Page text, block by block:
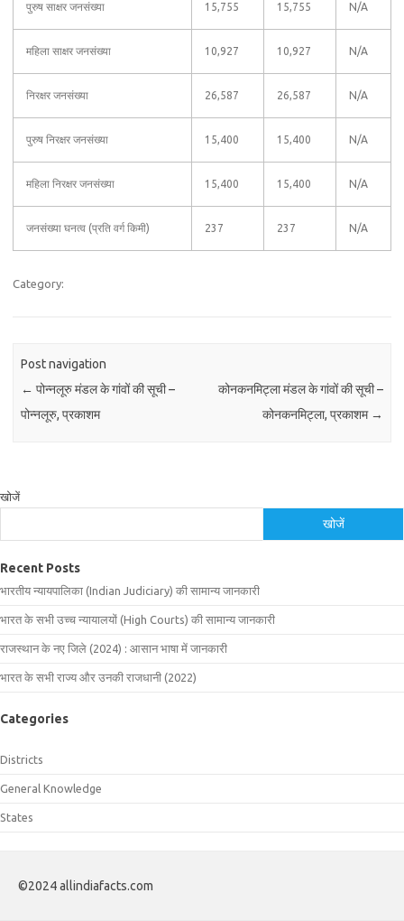
पुरुष साक्षर जनसंख्या 15,755 15,755 N/A
महिला साक्षर जनसंख्या 10,927 10,927 N/A
निरक्षर जनसंख्या 26,587 26,587 N/A
पुरुष निरक्षर जनसंख्या 15,400 15,400 N/A
महिला निरक्षर जनसंख्या 15,400 15,400 N/A
जनसंख्या घनत्व (प्रति वर्ग किमी) 237 237 N/A
Category:
Post navigation
← पोन्नलूरु मंडल के गांवों की सूची –
पोन्नलूरु, प्रकाशम
कोनकनमिट्ला मंडल के गांवों की सूची –
कोनकनमिट्ला, प्रकाशम →
खोजें
खोजें
Recent Posts
भारतीय न्यायपालिका (Indian Judiciary) की सामान्य जानकारी
भारत के सभी उच्च न्यायालयों (High Courts) की सामान्य जानकारी
राजस्थान के नए जिले (2024) : आसान भाषा में जानकारी
भारत के सभी राज्य और उनकी राजधानी (2022)
Categories
Districts
General Knowledge
States
©2024 allindiafacts.com